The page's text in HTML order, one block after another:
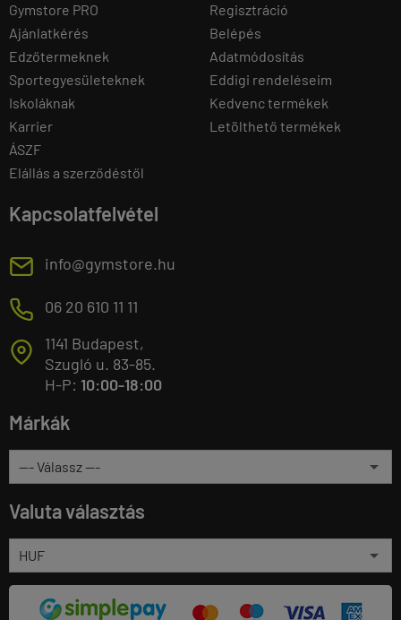
Gymstore PRO
Ajánlatkérés
Edzőtermeknek
Sportegyesületeknek
Iskoláknak
Karrier
ÁSZF
Elállás a szerződéstől
Regisztráció
Belépés
Adatmódosítás
Eddigi rendeléseim
Kedvenc termékek
Letölthető termékek
Kapcsolatfelvétel
E info@gymstore.hu
M 06 20 610 11 11
T
1141 Budapest,
Szugló u. 83-85.
H-P: 10:00-18:00
Márkák
Valuta választás